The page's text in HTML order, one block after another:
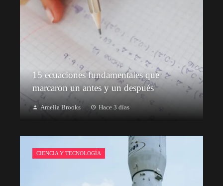
15 ecuaciones fundamentales que
marcaron un antes y un después
Amelia Brooks Hace 3 días
CIENCIA Y TECNOLOGÍA